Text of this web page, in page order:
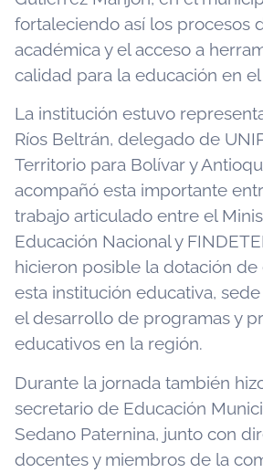
fortaleciendo así los procesos
académica y el acceso a
calidad para la educación en
La institución estuvo
Ríos Beltrán, delegado de
Territorio para Bolívar y
acompañó esta importante
trabajo articulado entre el
Educación Nacional y
hicieron posible la dotación
esta institución educativa,
el desarrollo de programas y
educativos en la región.
Durante la jornada también
secretario de Educación
Sedano Paternina, junto con
docentes y miembros de la